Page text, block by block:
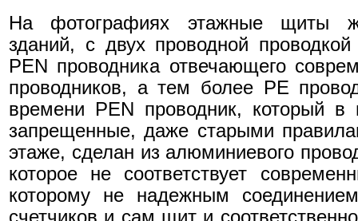
На фотографиях этажные щиты
зданий, с двух проводной
PEN проводника отвечающего
проводников, а тем более PE
времени PEN проводник, который в
запрещенные, даже старыми
этаже, сделан из алюминиевого
которое не соответствует
которому не надежным